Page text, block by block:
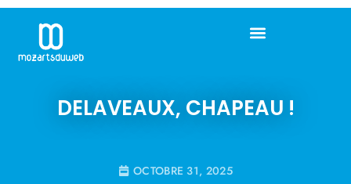
DELAVEAUX, CHAPEAU !
OCTOBRE 31, 2025